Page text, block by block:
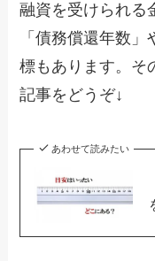
融資を受けられる
「債務償還年数
標もあります。そ
記事をどうぞ↓
あわせて読みたい